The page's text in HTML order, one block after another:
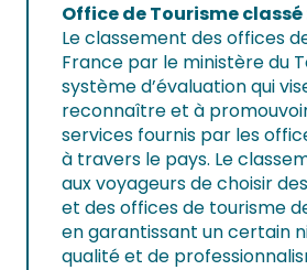
Office de Tourisme classé
Le classement des offices
France par le ministère du
système d’évaluation qui
reconnaître et à
services fournis par les
à travers le pays. Le
aux voyageurs de choisir
et des offices de tourisme
en garantissant un certain
qualité et de